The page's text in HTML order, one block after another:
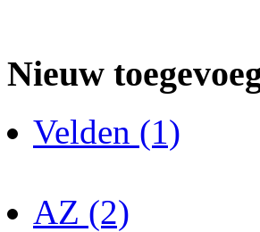
Nieuw
Velden (1)
AZ (2)